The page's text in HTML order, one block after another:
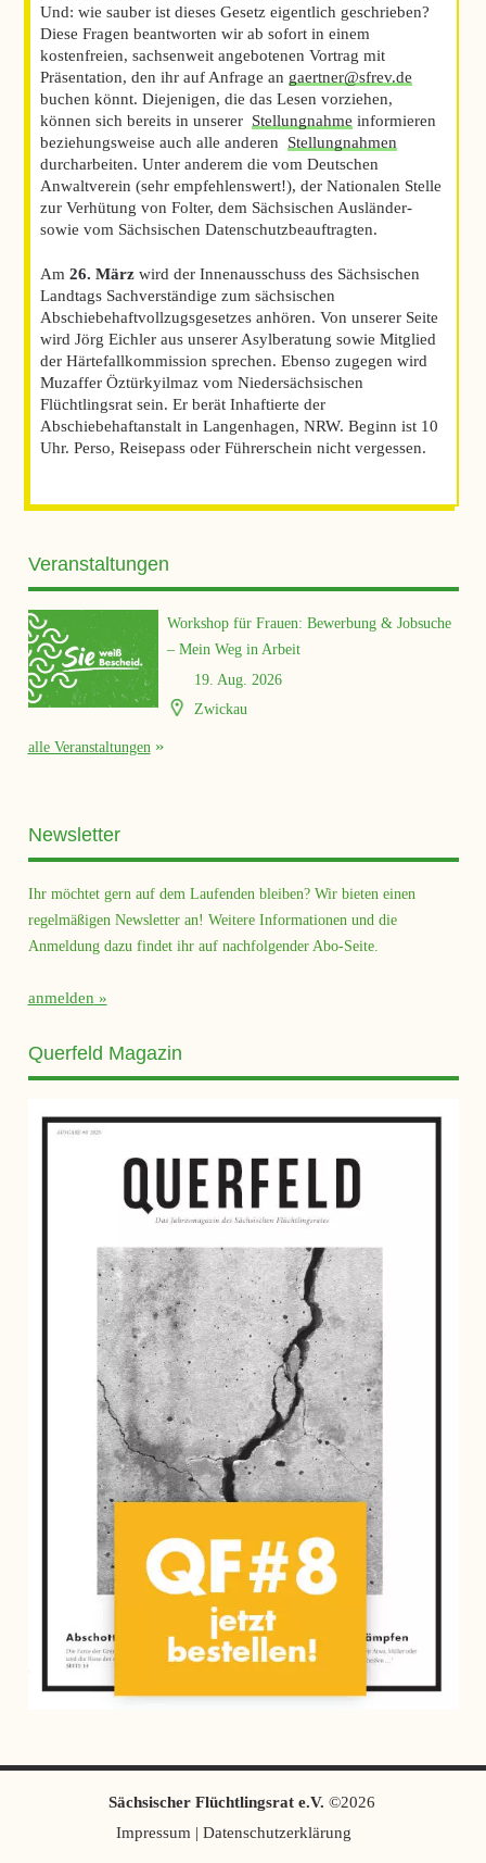
Und: wie sauber ist dieses Gesetz eigentlich geschrieben?
Diese Fragen beantworten wir ab sofort in einem
kostenfreien, sachsenweit angebotenen Vortrag mit
Präsentation, den ihr auf Anfrage an gaertner@sfrev.de
buchen könnt. Diejenigen, die das Lesen vorziehen,
können sich bereits in unserer Stellungnahme informieren
beziehungsweise auch alle anderen Stellungnahmen
durcharbeiten. Unter anderem die vom Deutschen
Anwaltverein (sehr empfehlenswert!), der Nationalen Stelle
zur Verhütung von Folter, dem Sächsischen Ausländer-
sowie vom Sächsischen Datenschutzbeauftragten.
Am26. März wird der Innenausschuss des Sächsischen
Landtags Sachverständige zum sächsischen
Abschiebehaftvollzugsgesetzes anhören. Von unserer Seite
wird Jörg Eichler aus unserer Asylberatung sowie Mitglied
der Härtefallkommission sprechen. Ebenso zugegen wird
Muzaffer Öztürkyilmaz vom Niedersächsischen
Flüchtlingsrat sein. Er berät Inhaftierte der
Abschiebehaftanstalt in Langenhagen, NRW. Beginn ist 10
Uhr. Perso, Reisepass oder Führerschein nicht vergessen.
Veranstaltungen
Workshop für Frauen: Bewerbung & Jobsuche
– Mein Weg in Arbeit
19. Aug. 2026
Zwickau
alle Veranstaltungen
Newsletter
Ihr möchtet gern auf dem Laufenden bleiben? Wir bieten einen
regelmäßigen Newsletter an! Weitere Informationen und die
Anmeldung dazu findet ihr auf nachfolgender Abo-Seite.
anmelden
Querfeld Magazin
Sächsischer Flüchtlingsrat e.V. ©2026
Impressum| Datenschutzerklärung